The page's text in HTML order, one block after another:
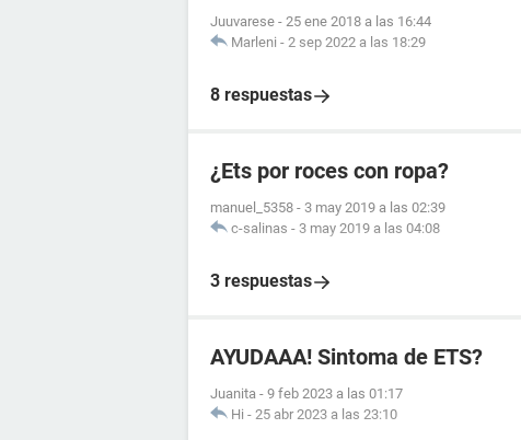
Juuvarese - 25 ene 2018 a las 16:44
Marleni - 2 sep 2022 a las 18:29
8 respuestas
¿Ets por roces con ropa?
manuel_5358 - 3 may 2019 a las 02:39
c-salinas - 3 may 2019 a las 04:08
3 respuestas
AYUDAAA! Sintoma de ETS?
Juanita - 9 feb 2023 a las 01:17
Hi - 25 abr 2023 a las 23:10